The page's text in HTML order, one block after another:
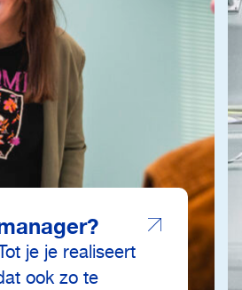
je je realiseert
ook zo te